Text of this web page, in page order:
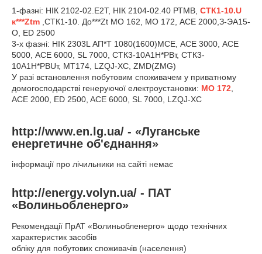
1-фазні: НІК 2102-02.Е2Т, НІК 2104-02.40 РТМВ, СТК1-10.U
к***Ztm ,СТК1-10. До***Zt МО 162, МО 172, АСЕ 2000,З-ЭА15-
О, ED 2500
3-х фазні: НІК 2303L АП*Т 1080(1600)MCE, АСЕ 3000, АСЕ
5000, ACE 6000, SL 7000, СТК3-10А1Н*РВт, СТК3-
10А1Н*РВUт, MT174, LZQJ-XC, ZMD(ZMG)
У разі встановлення побутовим споживачем у приватному
домогосподарстві генеруючої електроустановки: МО 172
АСЕ 2000, ED 2500, ACE 6000, SL 7000, LZQJ-XC
http://www.en.lg.ua/ - «Луганське
енергетичне об'єднання»
інформації про лічильники на сайті немає
http://energy.volyn.ua/ - ПАТ
«Волиньобленерго»
Рекомендації ПрАТ «Волиньобленерго» щодо технічних
характеристик засобів
обліку для побутових споживачів (населення)